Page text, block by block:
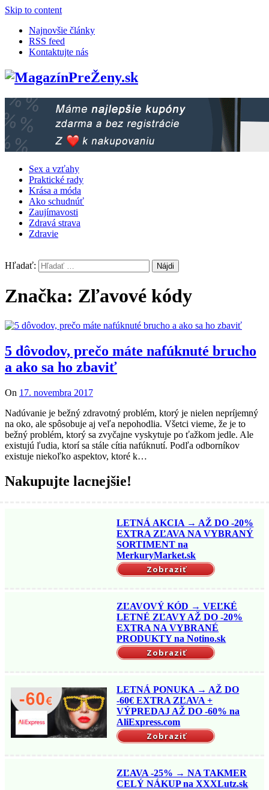
Skip to content
Najnovšie články
RSS feed
Kontaktujte nás
Sex a vzťahy
Praktické rady
Krása a móda
Ako schudnúť
Zaujímavosti
Zdravá strava
Zdravie
Hľadať:
Značka: Zľavové kódy
5 dôvodov, prečo máte nafúknuté brucho
a ako sa ho zbaviť
On 17. novembra 2017
Nadúvanie je bežný zdravotný problém, ktorý je nielen nepríjemný
na oko, ale spôsobuje aj veľa nepohodlia. Všetci vieme, že je to
bežný problém, ktorý sa zvyčajne vyskytuje po ťažkom jedle. Ale
existujú ľudia, ktorí sa stále cítia nafúknutí. Podľa odborníkov
existuje niekoľko aspektov, ktoré k…
Nakupujte lacnejšie!
LETNÁ AKCIA → AŽ DO -20%
EXTRA ZĽAVA NA VYBRANÝ
SORTIMENT na
MerkuryMarket.sk
Zobraziť
ZĽAVOVÝ KÓD → VEĽKÉ
LETNÉ ZĽAVY AŽ DO -20%
EXTRA NA VYBRANÉ
PRODUKTY na Notino.sk
Zobraziť
LETNÁ PONUKA → AŽ DO
-60€ EXTRA ZĽAVA +
VÝPREDAJ AŽ DO -60% na
AliExpress.com
Zobraziť
ZĽAVA -25% → NA TAKMER
CELÝ NÁKUP na XXXLutz.sk